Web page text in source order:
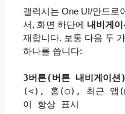
갤럭시는 One UI/안드로
서, 화면 하단에 내비게
재합니다. 보통 다음 두
하나를 씁니다:
3버튼(버튼 내비게이션)
(<), 홈(○), 최근 앱
이 항상 표시